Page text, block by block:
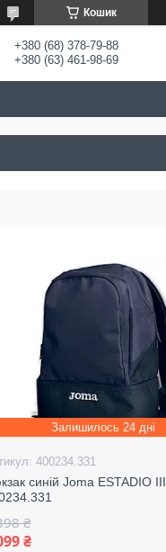
Кошик
+380 (68) 378-79-88
+380 (63) 461-98-69
Залишилось 24 дні
400234.331
синій Joma ESTADIO III
₴
₴